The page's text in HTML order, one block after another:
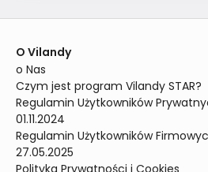
O Vilandy
o Nas
Czym jest program Vilandy STAR?
Regulamin Użytkowników
01.11.2024
Regulamin Użytkowników
27.05.2025
Polityka Prywatności i Cookies